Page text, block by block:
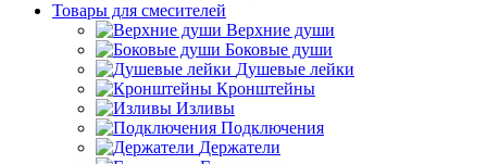
Товары для смесителей
Верхние души
Боковые души
Душевые лейки
Кронштейны
Изливы
Подключения
Держатели